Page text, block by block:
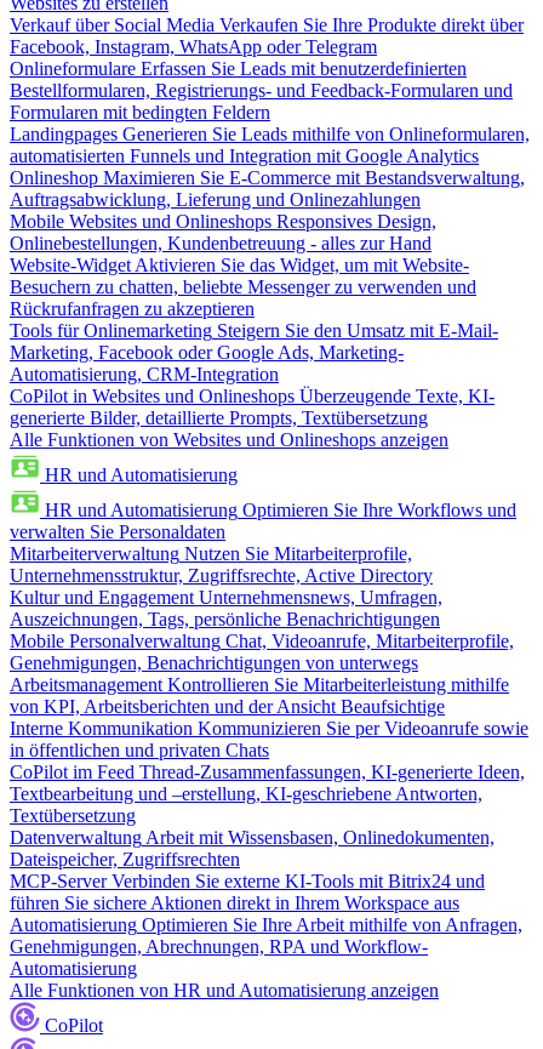
Verkauf über Social Media Verkaufen Sie Ihre Produkte direkt über
Facebook, Instagram, WhatsApp oder Telegram
Onlineformulare Erfassen Sie Leads mit benutzerdefinierten
Bestellformularen, Registrierungs- und Feedback-Formularen und
Formularen mit bedingten Feldern
Landingpages Generieren Sie Leads mithilfe von Onlineformularen,
automatisierten Funnels und Integration mit Google Analytics
Onlineshop Maximieren Sie E-Commerce mit Bestandsverwaltung,
Auftragsabwicklung, Lieferung und Onlinezahlungen
Mobile Websites und Onlineshops Responsives Design,
Onlinebestellungen, Kundenbetreuung - alles zur Hand
Website-Widget Aktivieren Sie das Widget, um mit Website-
Besuchern zu chatten, beliebte Messenger zu verwenden und
Rückrufanfragen zu akzeptieren
Tools für Onlinemarketing Steigern Sie den Umsatz mit E-Mail-
Marketing, Facebook oder Google Ads, Marketing-
Automatisierung, CRM-Integration
CoPilot in Websites und Onlineshops Überzeugende Texte, KI-
generierte Bilder, detaillierte Prompts, Textübersetzung
Alle Funktionen von Websites und Onlineshops anzeigen
HR und Automatisierung
HR und Automatisierung Optimieren Sie Ihre Workflows und
verwalten Sie Personaldaten
Mitarbeiterverwaltung Nutzen Sie Mitarbeiterprofile,
Unternehmensstruktur, Zugriffsrechte, Active Directory
Kultur und Engagement Unternehmensnews, Umfragen,
Auszeichnungen, Tags, persönliche Benachrichtigungen
Mobile Personalverwaltung Chat, Videoanrufe, Mitarbeiterprofile,
Genehmigungen, Benachrichtigungen von unterwegs
Arbeitsmanagement Kontrollieren Sie Mitarbeiterleistung mithilfe
von KPI, Arbeitsberichten und der Ansicht Beaufsichtige
Interne Kommunikation Kommunizieren Sie per Videoanrufe sowie
in öffentlichen und privaten Chats
CoPilot im Feed Thread-Zusammenfassungen, KI-generierte Ideen,
Textbearbeitung und –erstellung, KI-geschriebene Antworten,
Textübersetzung
Datenverwaltung Arbeit mit Wissensbasen, Onlinedokumenten,
Dateispeicher, Zugriffsrechten
MCP-Server Verbinden Sie externe KI-Tools mit Bitrix24 und
führen Sie sichere Aktionen direkt in Ihrem Workspace aus
Automatisierung Optimieren Sie Ihre Arbeit mithilfe von Anfragen,
Genehmigungen, Abrechnungen, RPA und Workflow-
Automatisierung
Alle Funktionen von HR und Automatisierung anzeigen
CoPilot